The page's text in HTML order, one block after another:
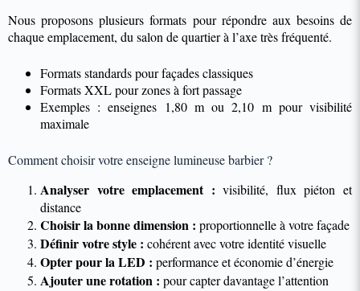
Nous proposons plusieurs formats pour répondre aux besoins de
chaque emplacement, du salon de quartier à l’axe très fréquenté.
Formats standards pour façades classiques
Formats XXL pour zones à fort passage
Exemples : enseignes 1,80 m ou 2,10 m pour visibilité
maximale
Comment choisir votre enseigne lumineuse barbier ?
Analyser votre emplacement : visibilité, flux piéton et
distance
Choisir la bonne dimension : proportionnelle à votre façade
Définir votre style : cohérent avec votre identité visuelle
Opter pour la LED : performance et économie d’énergie
Ajouter une rotation : pour capter davantage l’attention